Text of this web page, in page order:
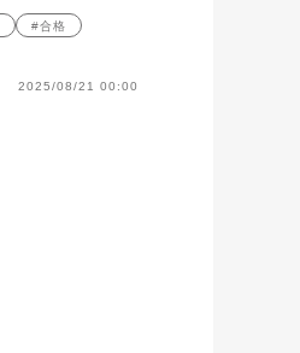
#合格
2025/08/21 00:00